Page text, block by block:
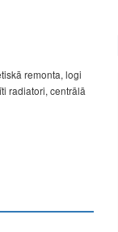
remonta, logi
radiatori, centrālā